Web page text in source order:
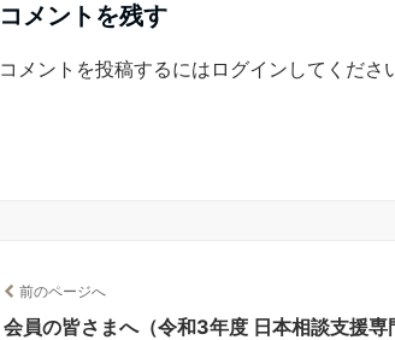
コメントを残す
コメントを投稿するには ログイン してくださ
前のページへ
会員の皆さまへ（令和3年度 日本相談支援